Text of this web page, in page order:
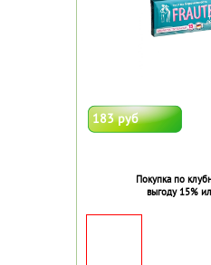
183 руб
Покупка по
выгоду 15%